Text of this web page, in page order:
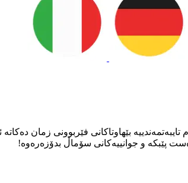
بێهاوتاکانی فێربوونی زمان
پێبکە و جوانییەکانی سۆماڵ بدۆزەرەوە!